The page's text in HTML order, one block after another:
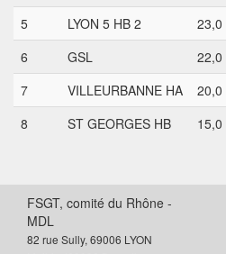
5
LYON 5 HB 2 23,0
6
GSL 22,0
7
VILLEURBANNE HA 20,0
8
ST GEORGES HB 15,0
FSGT, comité du Rhône -
MDL
82 rue Sully, 69006 LYON